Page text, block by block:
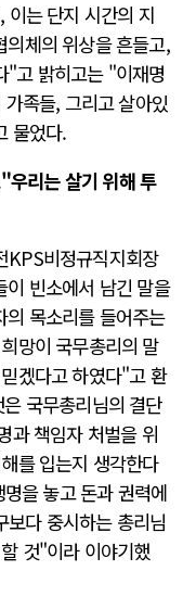
이는 단지 시간의 지
체의 위상을 흔들고,
"고 밝히고는 "이재명
족들, 그리고 살아있
물었다.
리는 살기 위해 투
KPS비정규직지회장
빈소에서 남긴 말을
목소리를 들어주는
망이 국무총리의 말
겠다고 하였다"고 환
국무총리님의 결단
과 책임자 처벌을 위
를 입는지 생각한다
을 놓고 돈과 권력에
다 중시하는 총리님
것"이라 이야기했